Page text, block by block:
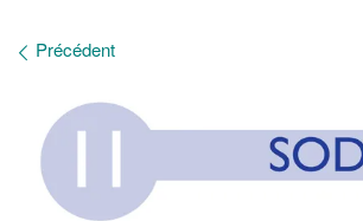
Navigation des images
Précédent